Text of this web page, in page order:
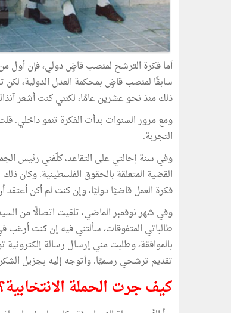
أما فكرة الترشح لمنصب قاضٍ دولي، فإن أول
سابقًا لمنصب قاضٍ بمحكمة العدل الدولية،
ذلك منذ نحو عشرين عامًا، لكنني كنت أشعر
ومع مرور السنوات بدأت الفكرة تنمو داخلي.
التجربة.
وفي سنة إحالتي على التقاعد، كلّفني رئيس
القضية المتعلقة بالحقوق الفلسطينية. وكان
فكرة العمل قاضيًا دوليًا، وإن كنت لم أكن
وفي شهر نوفمبر الماضي، تلقيت اتصالًا من
طالباتي المتفوقات، سألتني فيه إن كنت
بالموافقة، وطلبت مني إرسال رسالة إلكترونية
تقديم ترشحي رسميًا. وأتوجه إليه بجزيل
كيف جرت الحملة